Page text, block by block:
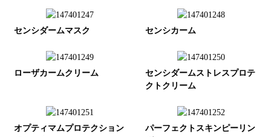
センシダームマスク センシカーム
ローザカームクリーム
センシダームストレスプロテ
クトクリーム
オプティマムプロテクション
パーフェクトスキンピーリン